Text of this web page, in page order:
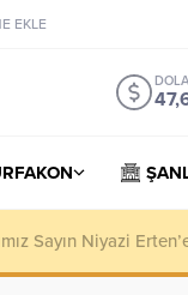
EKLE
Sayın Niyazi